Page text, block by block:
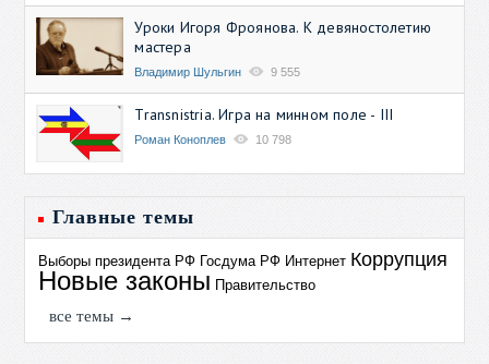
Уроки Игоря Фроянова. К девяностолетию
мастера
Владимир Шульгин 9 555
Transnistria. Игра на минном поле - III
Роман Коноплев 10 798
Главные темы
Выборы президента РФ Госдума РФ Интернет Коррупция
Новые законы Правительство
все темы →